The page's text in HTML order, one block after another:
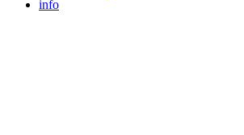
info